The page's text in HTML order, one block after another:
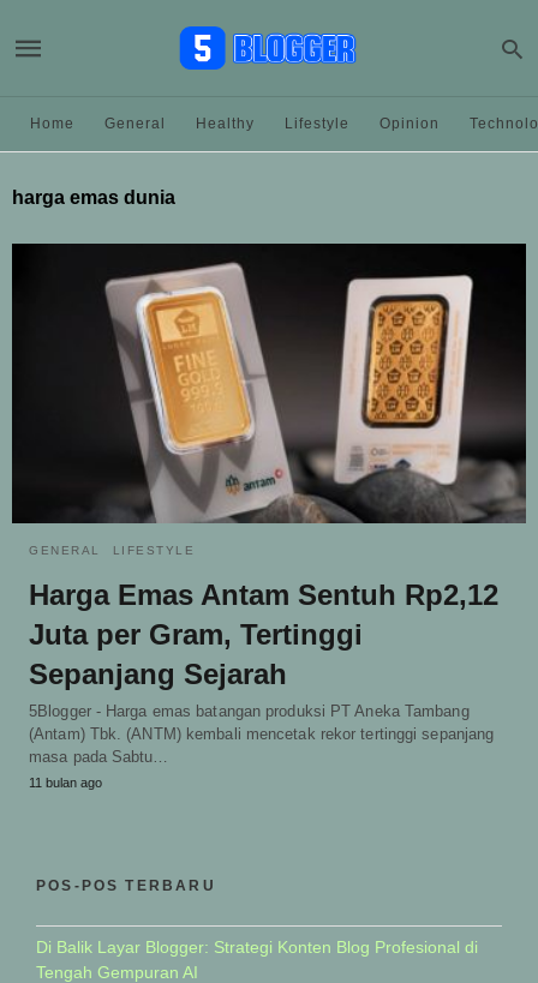
Home General Healthy Lifestyle Opinion
harga emas dunia
GENERAL LIFESTYLE
Harga Emas Antam Sentuh Rp2,12
Juta per Gram, Tertinggi
Sepanjang Sejarah
5Blogger - Harga emas batangan produksi PT Aneka Tambang
(Antam) Tbk. (ANTM) kembali mencetak rekor tertinggi sepanjang
masa pada Sabtu…
11 bulan ago
POS-POS TERBARU
Di Balik Layar Blogger: Strategi Konten Blog Profesional di
Tengah Gempuran AI